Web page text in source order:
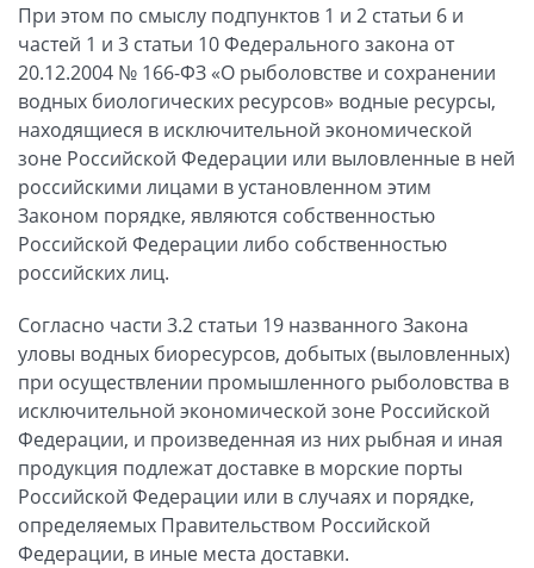
При этом по смыслу подпунктов 1 и 2 статьи 6 и
частей 1 и 3 статьи 10 Федерального закона от
20.12.2004 № 166-ФЗ «О рыболовстве и сохранении
водных биологических ресурсов» водные ресурсы,
находящиеся в исключительной экономической
зоне Российской Федерации или выловленные в ней
российскими лицами в установленном этим
Законом порядке, являются собственностью
Российской Федерации либо собственностью
российских лиц.
Согласно части 3.2 статьи 19 названного Закона
уловы водных биоресурсов, добытых (выловленных)
при осуществлении промышленного рыболовства в
исключительной экономической зоне Российской
Федерации, и произведенная из них рыбная и иная
продукция подлежат доставке в морские порты
Российской Федерации или в случаях и порядке,
определяемых Правительством Российской
Федерации, в иные места доставки.